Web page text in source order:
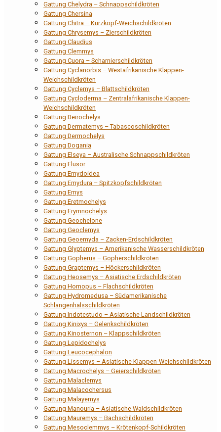
Gattung Chelydra – Schnappschildkröten
Gattung Chersina
Gattung Chitra – Kurzkopf-Weichschildkröten
Gattung Chrysemys – Zierschildkröten
Gattung Claudius
Gattung Clemmys
Gattung Cuora – Scharnierschildkröten
Gattung Cyclanorbis – Westafrikanische Klappen-
Weichschildkröten
Gattung Cyclemys – Blattschildkröten
Gattung Cycloderma – Zentralafrikanische Klappen-
Weichschildkröten
Gattung Deirochelys
Gattung Dermatemys – Tabascoschildkröten
Gattung Dermochelys
Gattung Dogania
Gattung Elseya – Australische Schnappschildkröten
Gattung Elusor
Gattung Emydoidea
Gattung Emydura – Spitzkopfschildkröten
Gattung Emys
Gattung Eretmochelys
Gattung Erymnochelys
Gattung Geochelone
Gattung Geoclemys
Gattung Geoemyda – Zacken-Erdschildkröten
Gattung Glyptemys – Amerikanische Wasserschildkröten
Gattung Gopherus – Gopherschildkröten
Gattung Graptemys – Höckerschildkröten
Gattung Heosemys – Asiatische Erdschildkröten
Gattung Homopus – Flachschildkröten
Gattung Hydromedusa – Südamerikanische
Schlangenhalsschildkröten
Gattung Indotestudo – Asiatische Landschildkröten
Gattung Kinixys – Gelenkschildkröten
Gattung Kinosternon – Klappschildkröten
Gattung Lepidochelys
Gattung Leucocephalon
Gattung Lissemys – Asiatische Klappen-Weichschildkröten
Gattung Macrochelys – Geierschildkröten
Gattung Malaclemys
Gattung Malacochersus
Gattung Malayemys
Gattung Manouria – Asiatische Waldschildkröten
Gattung Mauremys – Bachschildkröten
Gattung Mesoclemmys – Krötenkopf-Schildkröten